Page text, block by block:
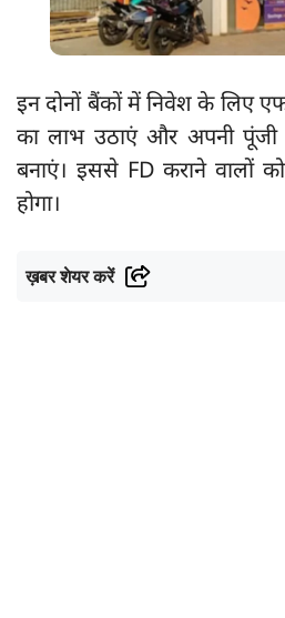
इन दोनों बैंकों में निवेश के लिए
का लाभ उठाएं और अपनी पूंजी
बनाएं। इससे FD कराने वालों
होगा।
ख़बर शेयर करें